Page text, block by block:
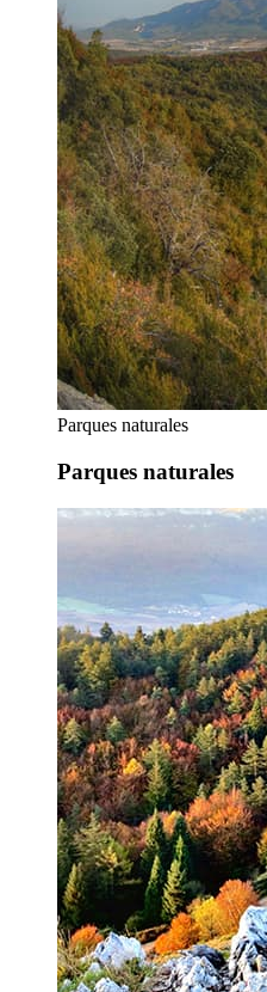
Parques naturales
Parques naturales